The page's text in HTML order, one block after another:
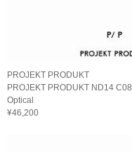
PROJEKT PRODUKT
PROJEKT PRODUKT ND14 C08
Optical
¥46,200